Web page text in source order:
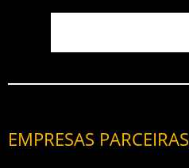
EMPRESAS PARCEIRAS